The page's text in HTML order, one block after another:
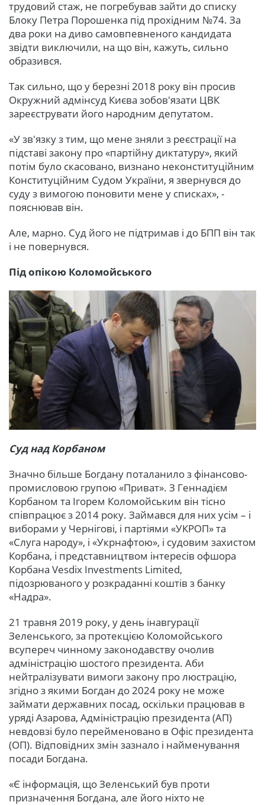
трудовий стаж, не погребував зайти до списку
Блоку Петра Порошенка під прохідним №74. За
два роки на диво самовпевненого кандидата
звідти виключили, на що він, кажуть, сильно
образився.
Так сильно, що у березні 2018 року він просив
Окружний адмінсуд Києва зобов'язати ЦВК
зареєструвати його народним депутатом.
«У зв'язку з тим, що мене зняли з реєстрації на
підставі закону про «партійну диктатуру», який
потім було скасовано, визнано неконституційним
Конституційним Судом України, я звернувся до
суду з вимогою поновити мене у списках», -
пояснював він.
Але, марно. Суд його не підтримав і до БПП він так
і не повернувся.
Під опікою Коломойського
Суд над Корбаном
Значно більше Богдану поталанило з фінансово-
промисловою групою «Приват». З Геннадієм
Корбаном та Ігорем Коломойським він тісно
співпрацює з 2014 року. Займався для них усім – і
виборами у Чернігові, і партіями «УКРОП» та
«Слуга народу», і «Укрнафтою», і судовим захистом
Корбана, і представництвом інтересів офшора
Корбана Vesdix Investments Limited,
підозрюваного у розкраданні коштів з банку
«Надра».
21 травня 2019 року, у день інавгурації
Зеленського, за протекцією Коломойського
всупереч чинному законодавству очолив
адміністрацію шостого президента. Аби
нейтралізувати вимоги закону про люстрацію,
згідно з якими Богдан до 2024 року не може
займати державних посад, оскільки працював в
уряді Азарова, Адміністрацію президента (АП)
невдовзі було перейменовано в Офіс президента
(ОП). Відповідних змін зазнало і найменування
посади Богдана.
«Є інформація, що Зеленський був проти
призначення Богдана, але його ніхто не